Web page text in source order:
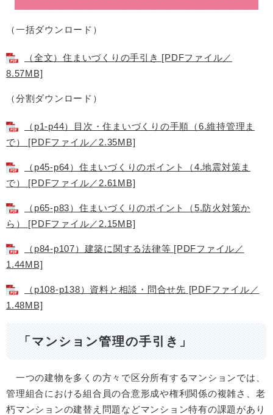
（一括ダウンロード）
（全文）住まいづくりの手引き [PDFファイル／
8.57MB]
（分割ダウンロード）
（p1-p44）目次・住まいづくりの手順（6.維持管理ま
で） [PDFファイル／2.35MB]
（p45-p64）住まいづくりのポイント（4.地震対策ま
で） [PDFファイル／2.61MB]
（p65-p83）住まいづくりのポイント（5.防火対策か
ら） [PDFファイル／2.15MB]
（p84-p107）建築に関する法律等 [PDFファイル／
1.44MB]
（p108-p138）資料と相談・問合せ先 [PDFファイル／
1.48MB]
「マンション管理の手引き」
一つの建物を多くの方々で区分所有するマンションでは、
管理組合における組合員の合意形成や権利関係の複雑さ、老
朽マンションの建替え問題などマンション特有の課題があり